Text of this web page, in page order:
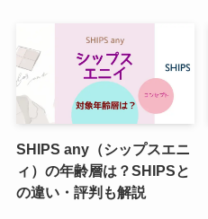
SHIPS any（シップスエニ
ィ）の年齢層は？SHIPSと
の違い・評判も解説